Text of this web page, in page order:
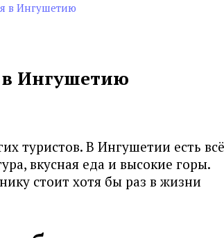
в Ингушетию
в Ингушетию
туристов. В Ингушетии есть
вкусная еда и высокие горы.
стоит хотя бы раз в жизни